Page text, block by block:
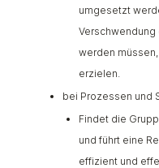
umgesetzt
werden
erzielen.
bei Prozessen und
Findet die
und führt eine
effizient und